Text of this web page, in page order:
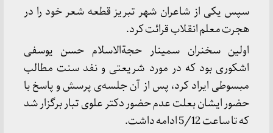
سپس یکی از شاعران شهر تبریز قطعه شعر خود را در
هجرت معلم انقلاب قرائت کرد.
اولین سخنران سمینار حجة‌الاسلام حسن یوسفی
اشکوری بود که در مورد شریعتی و نفد سنت مطالب
مبسوطی ایراد کرد، پس از آن جلسه‌ی پرسش و پاسخ با
حضور ایشان بعلت عدم حضور دکتر علوی تبار برگزار شد
که تا ساعت 5/12 ادامه داشت.